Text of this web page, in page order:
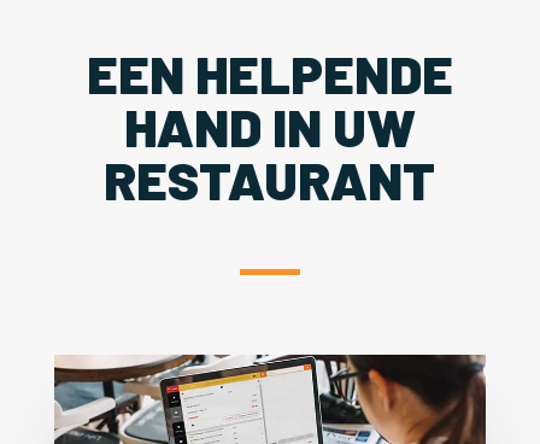
EEN HELPENDE
HAND IN UW
RESTAURANT